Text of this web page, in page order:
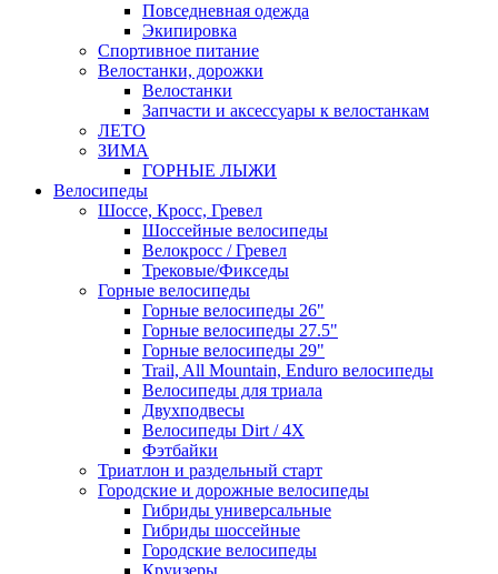
Повседневная одежда
Экипировка
Спортивное питание
Велостанки, дорожки
Велостанки
Запчасти и аксессуары к велостанкам
ЛЕТО
ЗИМА
ГОРНЫЕ ЛЫЖИ
Велосипеды
Шоссе, Кросс, Гревел
Шоссейные велосипеды
Велокросс / Гревел
Трековые/Фикседы
Горные велосипеды
Горные велосипеды 26"
Горные велосипеды 27.5"
Горные велосипеды 29"
Trail, All Mountain, Enduro велосипеды
Велосипеды для триала
Двухподвесы
Велосипеды Dirt / 4X
Фэтбайки
Триатлон и раздельный старт
Городские и дорожные велосипеды
Гибриды универсальные
Гибриды шоссейные
Городские велосипеды
Круизеры